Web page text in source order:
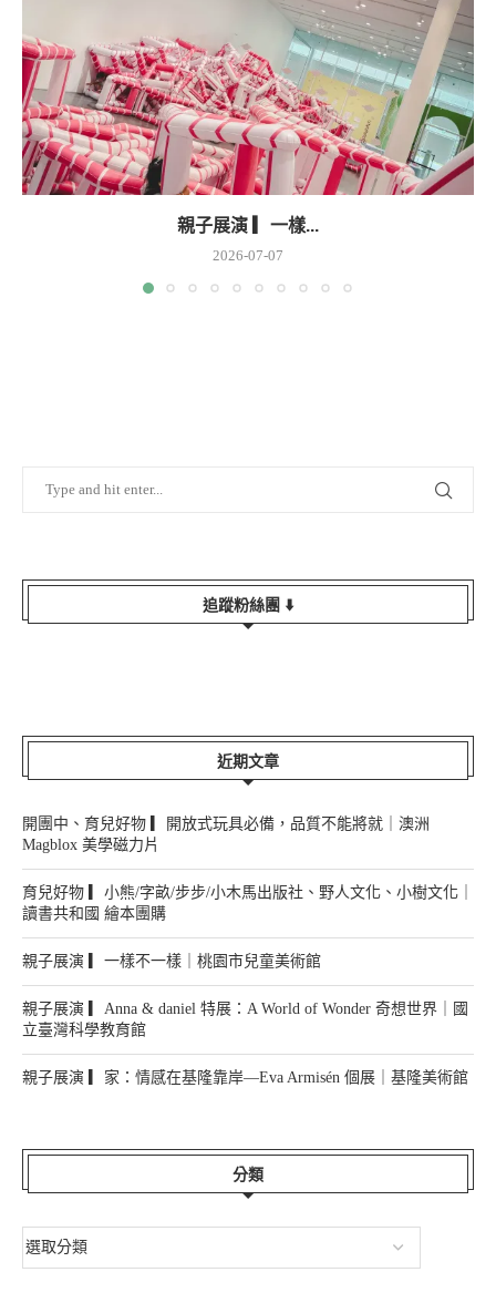
親子展演 ▎一樣...
2026-07-07
追蹤粉絲團 ⬇️
近期文章
開團中、育兒好物 ▎開放式玩具必備，品質不能將就｜澳洲
Magblox 美學磁力片
育兒好物 ▎小熊/字畝/步步/小木馬出版社、野人文化、小樹文化｜
讀書共和國 繪本團購
親子展演 ▎一樣不一樣｜桃園市兒童美術館
親子展演 ▎Anna & daniel 特展：A World of Wonder 奇想世界｜國
立臺灣科學教育館
親子展演 ▎家：情感在基隆靠岸—Eva Armisén 個展｜基隆美術館
分類